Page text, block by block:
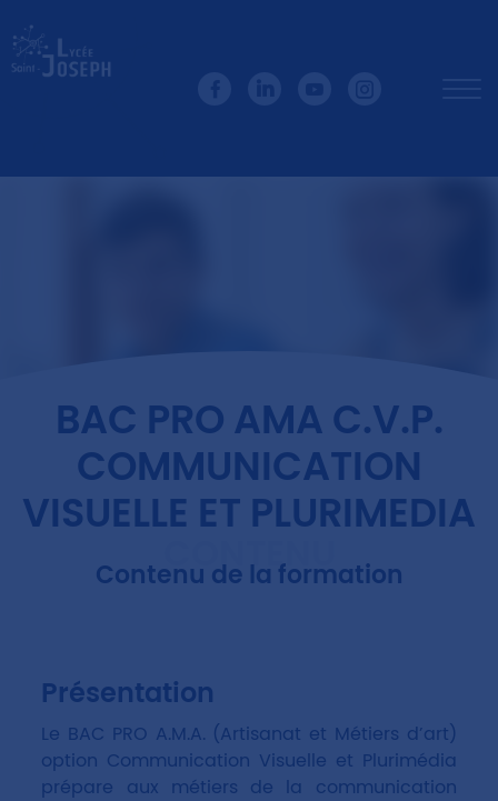
BAC PRO AMA C.V.P.
COMMUNICATION
VISUELLE ET PLURIMEDIA
CONTENU
Contenu de la formation
Présentation
Le BAC PRO A.M.A. (Artisanat et Métiers d’art)
option Communication Visuelle et Plurimédia
prépare aux métiers de la communication